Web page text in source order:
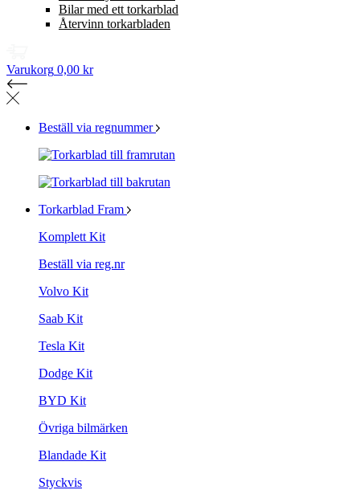
Bilar med ett torkarblad
Återvinn torkarbladen
Varukorg 0,00 kr
Beställ via regnummer
Torkarblad Fram
Komplett Kit
Beställ via reg.nr
Volvo Kit
Saab Kit
Tesla Kit
Dodge Kit
BYD Kit
Övriga bilmärken
Blandade Kit
Styckvis